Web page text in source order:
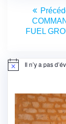
FUEL
Notice Il n’y a pas